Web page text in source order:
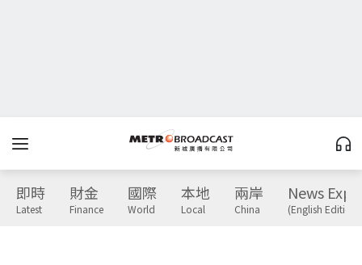
即時
Latest
財金
Finance
國際
World
本地
Local
兩岸
China
News
(English Edition)